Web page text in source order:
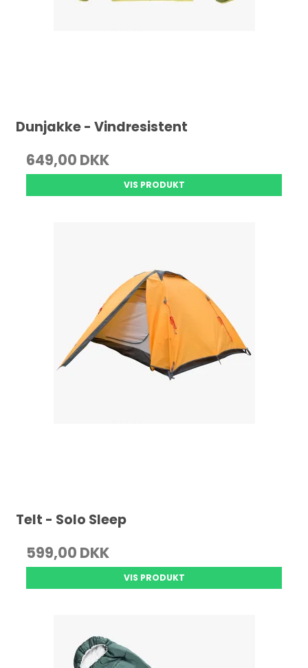
Dunjakke - Vindresistent
649,00 DKK
VIS PRODUKT
Telt - Solo Sleep
599,00 DKK
VIS PRODUKT